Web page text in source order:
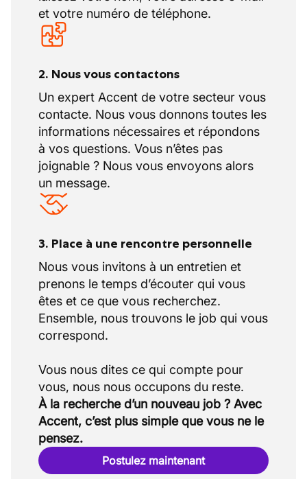
et votre numéro de téléphone.
2. Nous vous contactons
Un expert Accent de votre secteur vous
contacte. Nous vous donnons toutes les
informations nécessaires et répondons
à vos questions. Vous n’êtes pas
joignable ? Nous vous envoyons alors
un message.
3. Place à une rencontre personnelle
Nous vous invitons à un entretien et
prenons le temps d’écouter qui vous
êtes et ce que vous recherchez.
Ensemble, nous trouvons le job qui vous
correspond.
Vous nous dites ce qui compte pour
À la recherche d’un nouveau job ? Avec
Accent, c’est plus simple que vous ne le
pensez.
Postulez maintenant